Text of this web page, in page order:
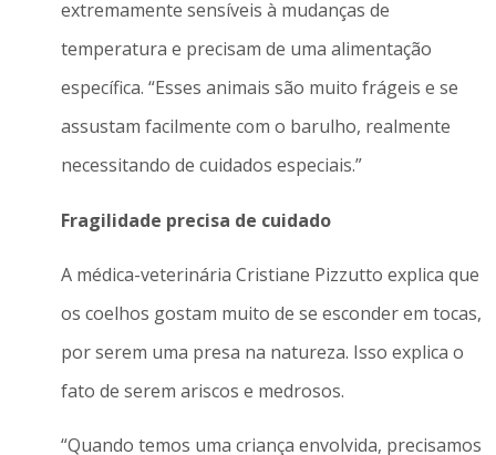
extremamente sensíveis à mudanças de
temperatura e precisam de uma alimentação
específica. “Esses animais são muito frágeis e se
assustam facilmente com o barulho, realmente
necessitando de cuidados especiais.”
Fragilidade precisa de cuidado
A médica-veterinária Cristiane Pizzutto explica que
os coelhos gostam muito de se esconder em tocas,
por serem uma presa na natureza. Isso explica o
fato de serem ariscos e medrosos.
“Quando temos uma criança envolvida, precisamos